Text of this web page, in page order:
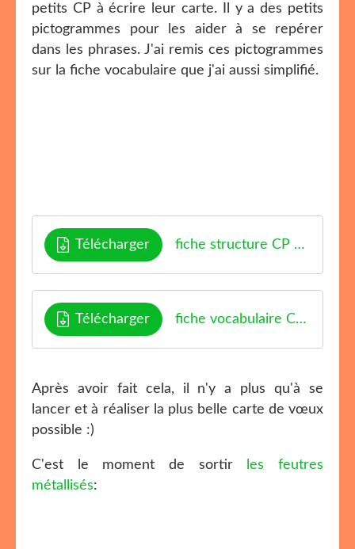
petits CP à écrire leur carte. Il y a des petits
pictogrammes pour les aider à se repérer
dans les phrases. J'ai remis ces pictogrammes
sur la fiche vocabulaire que j'ai aussi simplifié.
Télécharger fiche structure CP Enjoyclassroom
Télécharger fiche vocabulaire CP Enjoyclassroom
Après avoir fait cela, il n'y a plus qu'à se
lancer et à réaliser la plus belle carte de vœux
possible :)
C'est le moment de sortir
les feutres
métallisés: